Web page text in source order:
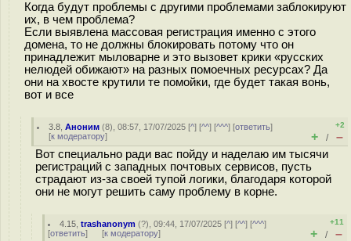
Когда будут проблемы с другими проблемами заблокируют
их, в чем проблема?
Если выявлена массовая регистрация именно с этого
домена, то не должны блокировать потому что он
принадлежит мыловарне и это вызовет крики «русских
нелюдей обижают» на разных помоечных ресурсах? Да
они на хвосте крутили те помойки, где будет такая вонь,
вот и все
3.8 ,Аноним (8), 08:57, 17/07/2025 [^] [^^] [^^^] [ответить]
[к модератору]
+2
+ / –
Вот специально ради вас пойду и наделаю им тысячи
регистраций с западных почтовых сервисов, пусть
страдают из-за своей тупой логики, благодаря которой
они не могут решить саму проблему в корне.
4.15 ,trashanonym (?), 09:44, 17/07/2025 [^] [^^] [^^^]
[ответить] [к модератору]
+11
+ / –